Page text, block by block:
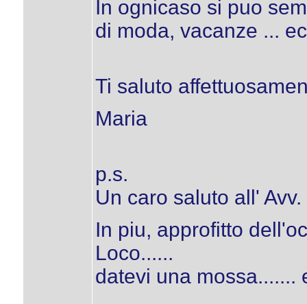
In ognicaso si puo
di moda, vacanze ...
Ti saluto
Maria
p.s.
Un caro saluto all'
In piu, approfitto
Loco......
datevi una